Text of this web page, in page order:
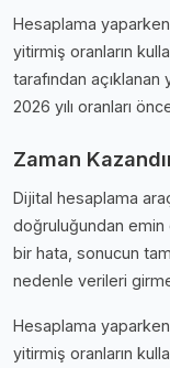
Hesaplama
yitirmiş oranların
tarafından
2026 yılı oranları
Zaman
Dijital hesaplama
doğruluğundan emin
bir hata, sonucun
nedenle verileri
Hesaplama
yitirmiş oranların